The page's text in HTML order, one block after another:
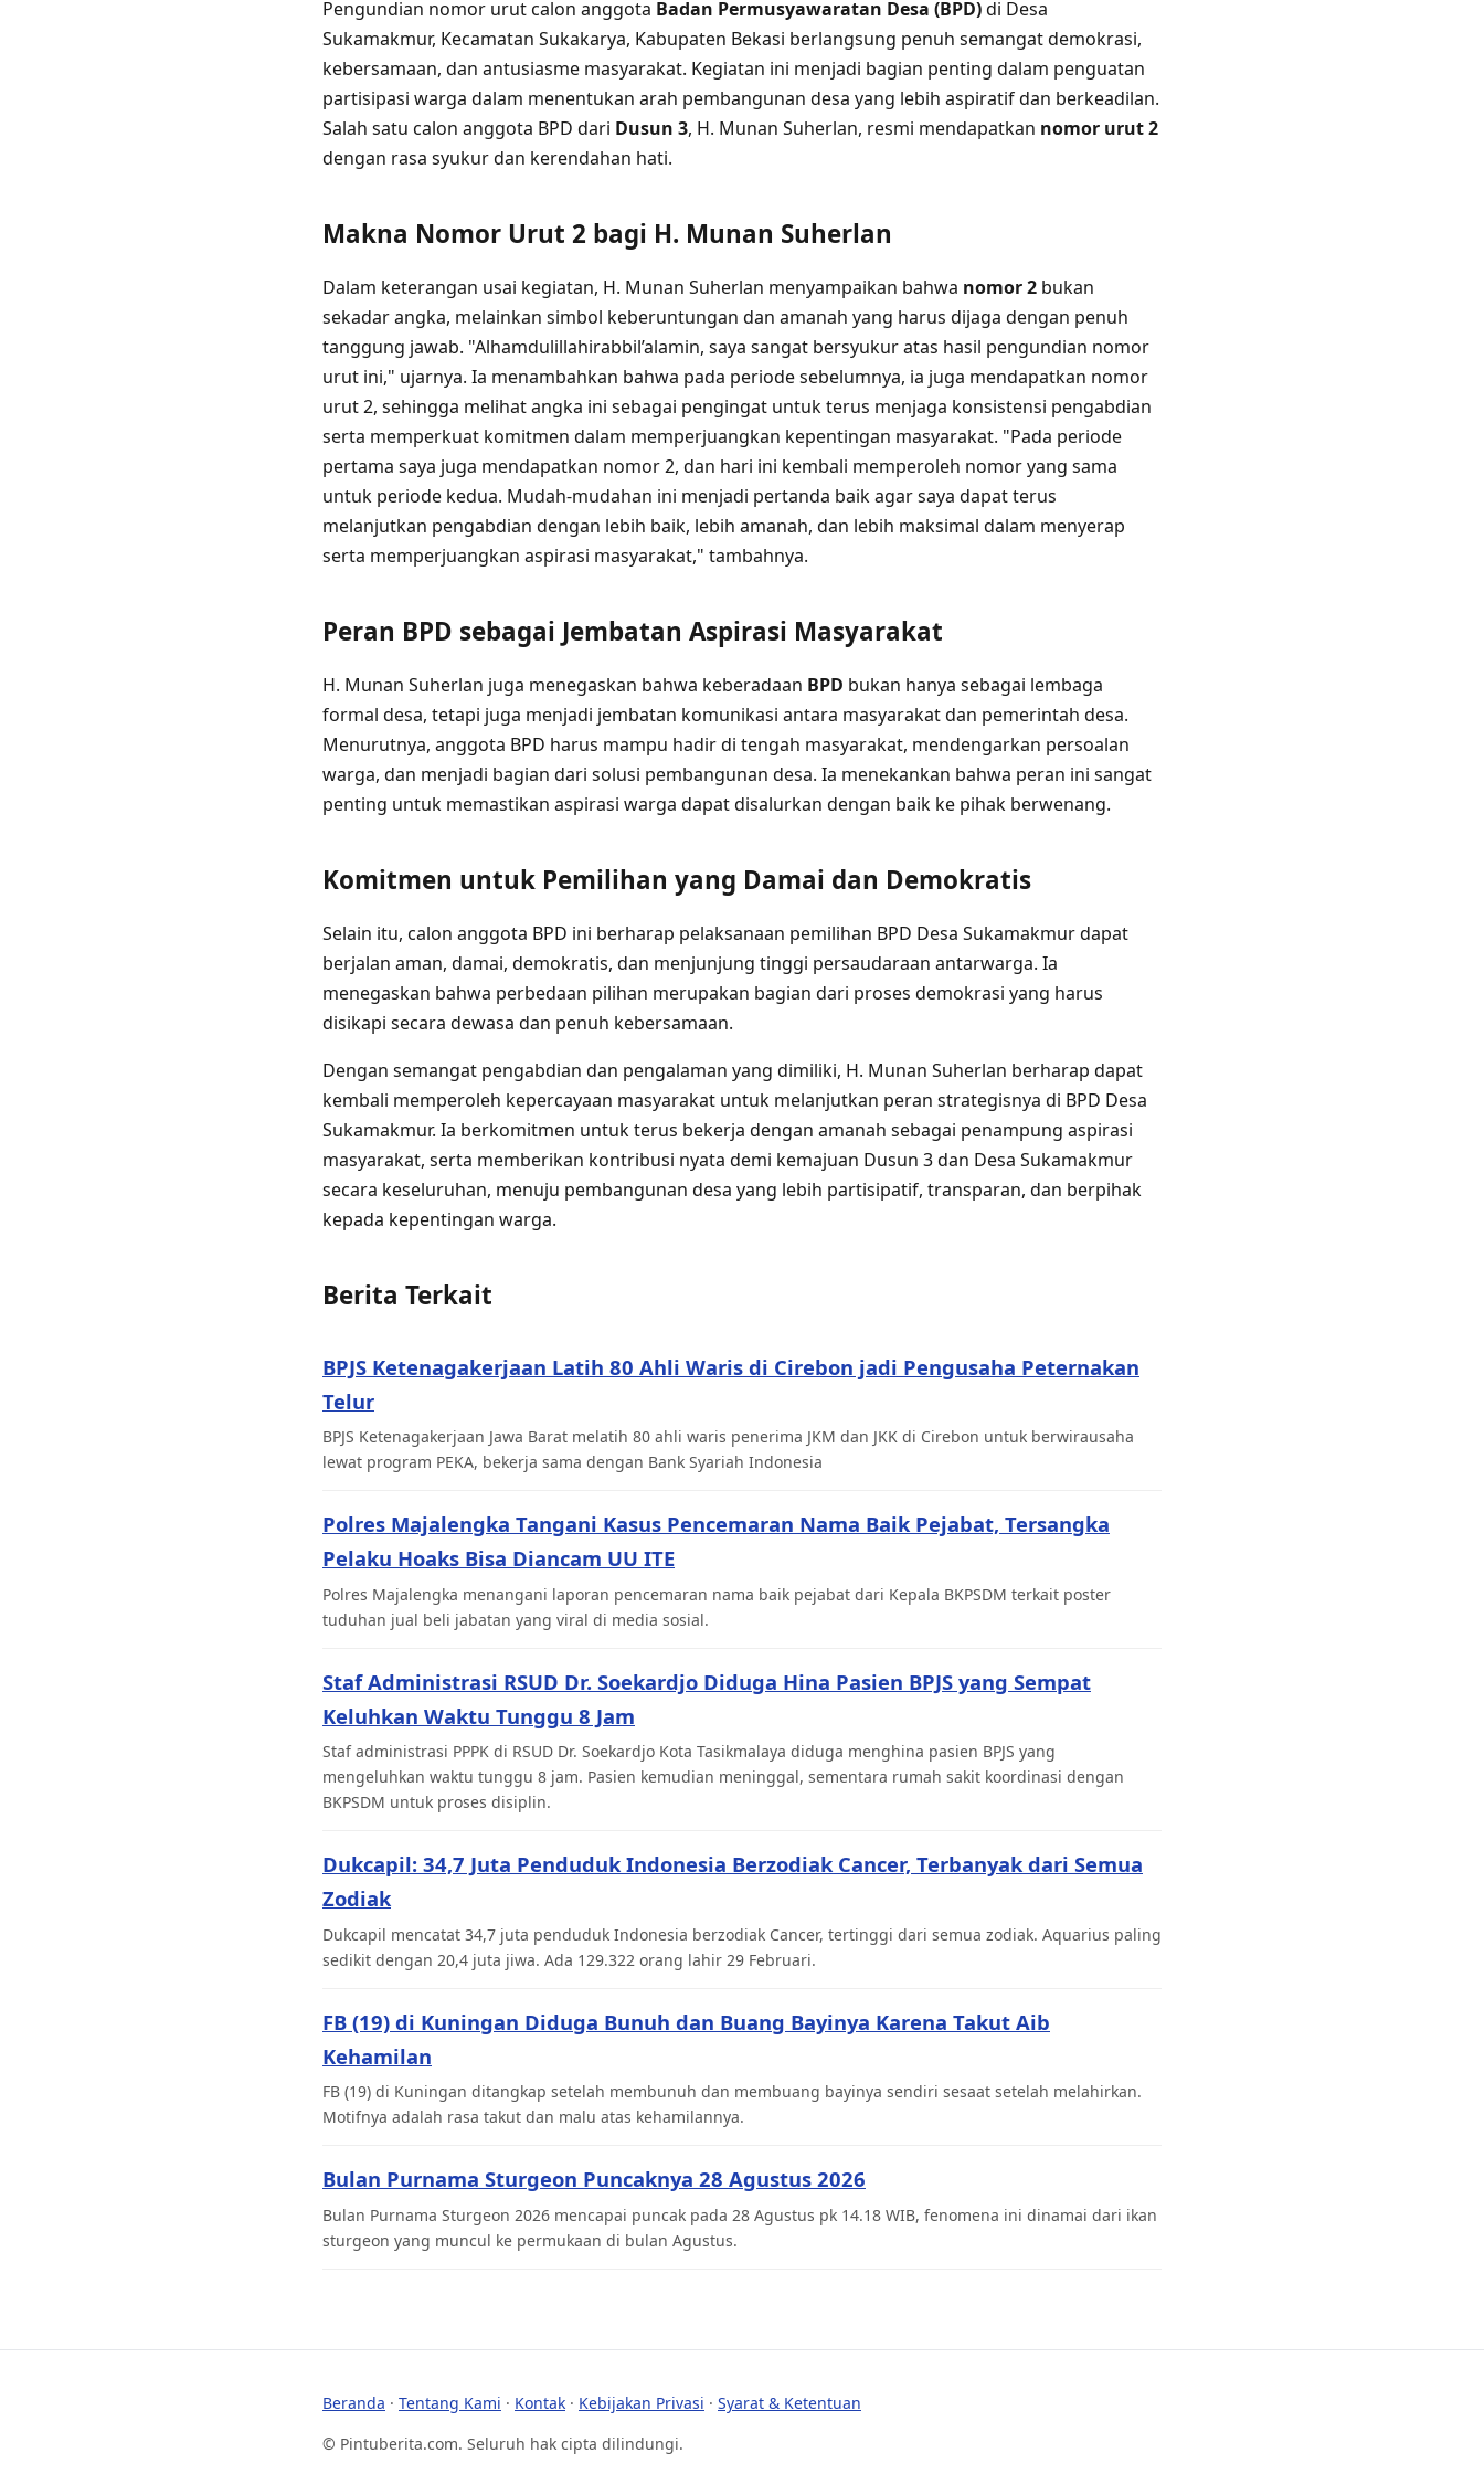
Pengundian nomor urut calon anggota Badan Permusyawaratan Desa (BPD)di Desa
Sukamakmur, Kecamatan Sukakarya, Kabupaten Bekasi berlangsung penuh semangat demokrasi,
kebersamaan, dan antusiasme masyarakat. Kegiatan ini menjadi bagian penting dalam penguatan
partisipasi warga dalam menentukan arah pembangunan desa yang lebih aspiratif dan berkeadilan.
Salah satu calon anggota BPD dari Dusun 3, H. Munan Suherlan, resmi mendapatkan nomor urut 2
dengan rasa syukur dan kerendahan hati.
Makna Nomor Urut 2 bagi H. Munan Suherlan
Dalam keterangan usai kegiatan, H. Munan Suherlan menyampaikan bahwa nomor 2 bukan
sekadar angka, melainkan simbol keberuntungan dan amanah yang harus dijaga dengan penuh
tanggung jawab. "Alhamdulillahirabbil’alamin, saya sangat bersyukur atas hasil pengundian nomor
urut ini," ujarnya. Ia menambahkan bahwa pada periode sebelumnya, ia juga mendapatkan nomor
urut 2, sehingga melihat angka ini sebagai pengingat untuk terus menjaga konsistensi pengabdian
serta memperkuat komitmen dalam memperjuangkan kepentingan masyarakat. "Pada periode
pertama saya juga mendapatkan nomor 2, dan hari ini kembali memperoleh nomor yang sama
untuk periode kedua. Mudah-mudahan ini menjadi pertanda baik agar saya dapat terus
melanjutkan pengabdian dengan lebih baik, lebih amanah, dan lebih maksimal dalam menyerap
serta memperjuangkan aspirasi masyarakat," tambahnya.
Peran BPD sebagai Jembatan Aspirasi Masyarakat
H. Munan Suherlan juga menegaskan bahwa keberadaan BPD bukan hanya sebagai lembaga
formal desa, tetapi juga menjadi jembatan komunikasi antara masyarakat dan pemerintah desa.
Menurutnya, anggota BPD harus mampu hadir di tengah masyarakat, mendengarkan persoalan
warga, dan menjadi bagian dari solusi pembangunan desa. Ia menekankan bahwa peran ini sangat
penting untuk memastikan aspirasi warga dapat disalurkan dengan baik ke pihak berwenang.
Komitmen untuk Pemilihan yang Damai dan Demokratis
Selain itu, calon anggota BPD ini berharap pelaksanaan pemilihan BPD Desa Sukamakmur dapat
berjalan aman, damai, demokratis, dan menjunjung tinggi persaudaraan antarwarga. Ia
menegaskan bahwa perbedaan pilihan merupakan bagian dari proses demokrasi yang harus
disikapi secara dewasa dan penuh kebersamaan.
Dengan semangat pengabdian dan pengalaman yang dimiliki, H. Munan Suherlan berharap dapat
kembali memperoleh kepercayaan masyarakat untuk melanjutkan peran strategisnya di BPD Desa
Sukamakmur. Ia berkomitmen untuk terus bekerja dengan amanah sebagai penampung aspirasi
masyarakat, serta memberikan kontribusi nyata demi kemajuan Dusun 3 dan Desa Sukamakmur
secara keseluruhan, menuju pembangunan desa yang lebih partisipatif, transparan, dan berpihak
kepada kepentingan warga.
Berita Terkait
BPJS Ketenagakerjaan Latih 80 Ahli Waris di Cirebon jadi Pengusaha Peternakan
Telur
BPJS Ketenagakerjaan Jawa Barat melatih 80 ahli waris penerima JKM dan JKK di Cirebon untuk berwirausaha
lewat program PEKA, bekerja sama dengan Bank Syariah Indonesia
Polres Majalengka Tangani Kasus Pencemaran Nama Baik Pejabat, Tersangka
Pelaku Hoaks Bisa Diancam UU ITE
Polres Majalengka menangani laporan pencemaran nama baik pejabat dari Kepala BKPSDM terkait poster
tuduhan jual beli jabatan yang viral di media sosial.
Staf Administrasi RSUD Dr. Soekardjo Diduga Hina Pasien BPJS yang Sempat
Keluhkan Waktu Tunggu 8 Jam
Staf administrasi PPPK di RSUD Dr. Soekardjo Kota Tasikmalaya diduga menghina pasien BPJS yang
mengeluhkan waktu tunggu 8 jam. Pasien kemudian meninggal, sementara rumah sakit koordinasi dengan
BKPSDM untuk proses disiplin.
Dukcapil: 34,7 Juta Penduduk Indonesia Berzodiak Cancer, Terbanyak dari Semua
Zodiak
Dukcapil mencatat 34,7 juta penduduk Indonesia berzodiak Cancer, tertinggi dari semua zodiak. Aquarius paling
sedikit dengan 20,4 juta jiwa. Ada 129.322 orang lahir 29 Februari.
FB (19) di Kuningan Diduga Bunuh dan Buang Bayinya Karena Takut Aib
Kehamilan
FB (19) di Kuningan ditangkap setelah membunuh dan membuang bayinya sendiri sesaat setelah melahirkan.
Motifnya adalah rasa takut dan malu atas kehamilannya.
Bulan Purnama Sturgeon Puncaknya 28 Agustus 2026
Bulan Purnama Sturgeon 2026 mencapai puncak pada 28 Agustus pk 14.18 WIB, fenomena ini dinamai dari ikan
sturgeon yang muncul ke permukaan di bulan Agustus.
Beranda · Tentang Kami · Kontak · Kebijakan Privasi · Syarat & Ketentuan
© Pintuberita.com. Seluruh hak cipta dilindungi.